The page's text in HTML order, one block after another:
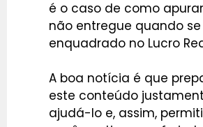
é o caso de como
não entregue quando
enquadrado no Lucro
A boa notícia é que
este conteúdo
ajudá-lo e, assim,